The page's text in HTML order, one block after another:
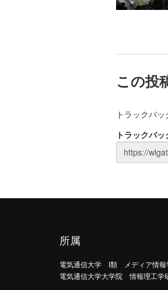
この投
トラックバッ
トラックバ
所属
電気通信大学 I類 メディア情報
電気通信大学大学院 情報理工